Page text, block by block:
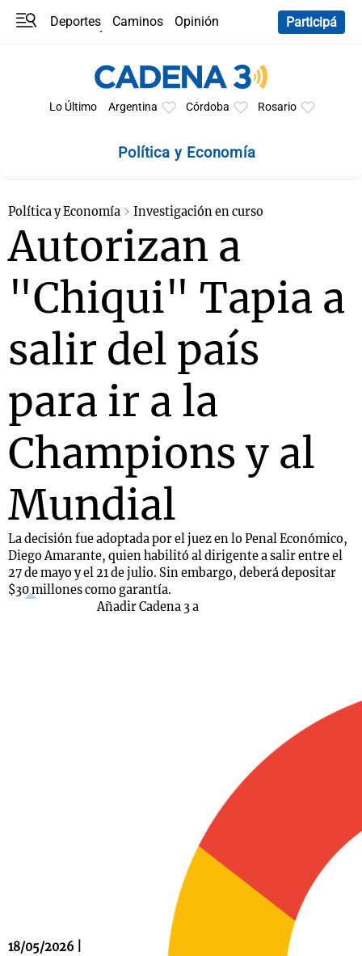
Deportes Caminos
Opinión
Participá
Lo Último Argentina Córdoba Rosario
Política y Economía
Política y Economía Investigación en curso
Autorizan a
"Chiqui" Tapia a
salir del país
para ir a la
Champions y al
Mundial
La decisión fue adoptada por el juez en lo Penal Económico,
Diego Amarante, quien habilitó al dirigente a salir entre el
27 de mayo y el 21 de julio. Sin embargo, deberá depositar
$30 millones como garantía.
18/05/2026 |
Añadir Cadena 3 a